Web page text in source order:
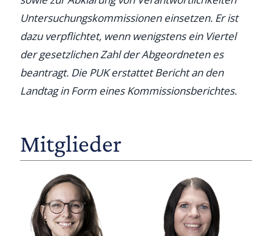
Untersuchungskommissionen einsetzen. Er ist
dazu verpflichtet, wenn wenigstens ein Viertel
der gesetzlichen Zahl der Abgeordneten es
beantragt. Die PUK erstattet Bericht an den
Landtag in Form eines Kommissionsberichtes.
Mitglieder